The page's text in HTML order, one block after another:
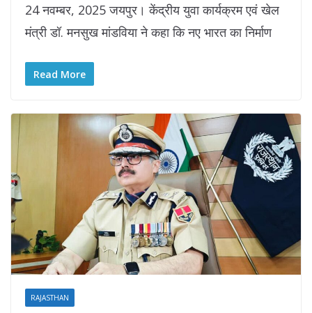
24 नवम्बर, 2025 जयपुर। केंद्रीय युवा कार्यक्रम एवं खेल
मंत्री डॉ. मनसुख मांडविया ने कहा कि नए भारत का निर्माण
Read More
RAJASTHAN